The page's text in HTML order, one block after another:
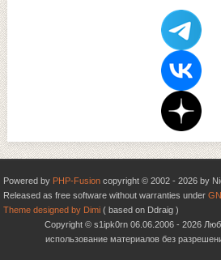
Powered by PHP-Fusion copyright © 2002 - 2026 by
Released as free software without warranties under
Theme designed by Dimi ( based on Ddraig )
Copyright © s1ipk0rn 06.06.2006 - 2026
использование материалов без